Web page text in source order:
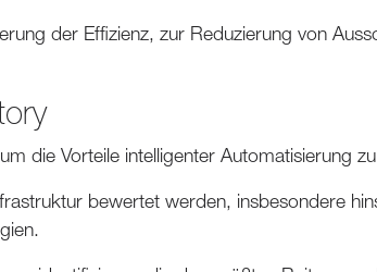
der Effizienz, zur Reduzierung von
die Vorteile intelligenter Automatisierung
bewertet werden, insbesondere